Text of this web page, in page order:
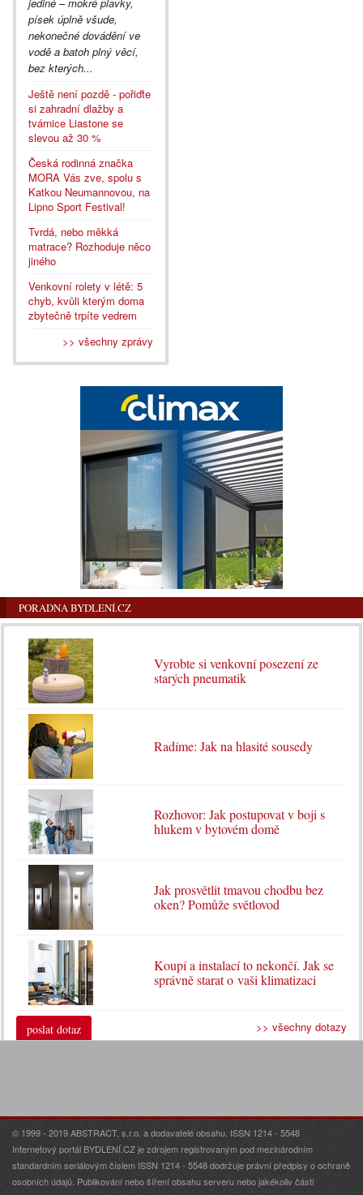
písek úplně všude,
nekonečné dovádění ve
vodě a batoh plný věcí,
bez kterých...
Ještě není pozdě - pořiďte
si zahradní dlažby a
tvárnice Liastone se
slevou až 30 %
Česká rodinná značka
MORA Vás zve, spolu s
Katkou Neumannovou, na
Lipno Sport Festival!
Tvrdá, nebo měkká
matrace? Rozhoduje něco
jiného
Venkovní rolety v létě: 5
chyb, kvůli kterým doma
zbytečně trpíte vedrem
>> všechny zprávy
PORADNA BYDLENÍ.CZ
Vyrobte si venkovní posezení ze
starých pneumatik
Radíme: Jak na hlasité sousedy
Rozhovor: Jak postupovat v boji s
hlukem v bytovém domě
Jak prosvětlit tmavou chodbu bez
oken? Pomůže světlovod
Koupí a instalací to nekončí. Jak se
správně starat o vaši klimatizaci
poslat dotaz >> všechny dotazy
© 1999 - 2019 ABSTRACT, s.r.o. a dodavatelé obsahu. ISSN 1214 - 5548
Internetový portál BYDLENÍ.CZ je zdrojem registrovaným pod mezinárodním
standardním seriálovým číslem ISSN 1214 - 5548 dodržuje právní předpisy o ochraně
osobních údajů. Publikování nebo šíření obsahu serveru nebo jakékoliv části